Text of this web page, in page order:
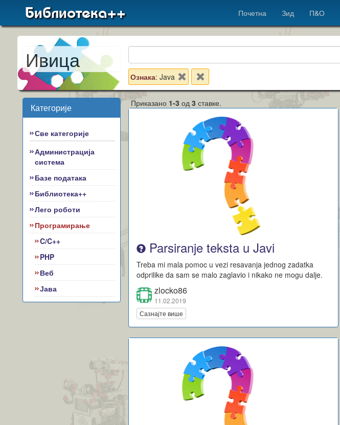
Библиотека++ Почетна Зид П&О
Ивица
Ознака: Java
Категорије
Све категорије
Администрација
система
Базе података
Библиотека++
Лего роботи
Програмирање
C/C++
PHP
Веб
Јава
Приказано 1-3 од3 ставке.
Parsiranje teksta u Javi
Treba mi mala pomoc u vezi resavanja jednog zadatka
odprilike da sam se malo zaglavio i nikako ne mogu dalje.
zlocko86
11.02.2019
Сазнајте више